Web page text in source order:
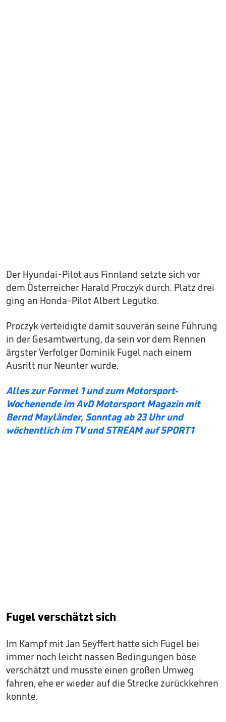
Der Hyundai-Pilot aus Finnland setzte sich vor
dem Österreicher Harald Proczyk durch. Platz drei
ging an Honda-Pilot Albert Legutko.
Proczyk verteidigte damit souverän seine Führung
in der Gesamtwertung, da sein vor dem Rennen
ärgster Verfolger Dominik Fugel nach einem
Ausritt nur Neunter wurde.
Alles zur Formel 1 und zum Motorsport-
Wochenende im AvD Motorsport Magazin mit
Bernd Mayländer, Sonntag ab 23 Uhr und
wöchentlich im TV und STREAM auf SPORT1
Fugel verschätzt sich
Im Kampf mit Jan Seyffert hatte sich Fugel bei
immer noch leicht nassen Bedingungen böse
verschätzt und musste einen großen Umweg
fahren, ehe er wieder auf die Strecke zurückkehren
konnte.